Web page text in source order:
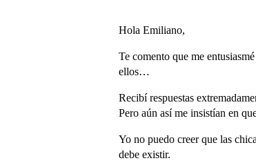
Hola Emiliano,
Te comento que me
ellos…
Recibí respuestas
Pero aún así me insistían en
Yo no puedo creer que las
debe existir.